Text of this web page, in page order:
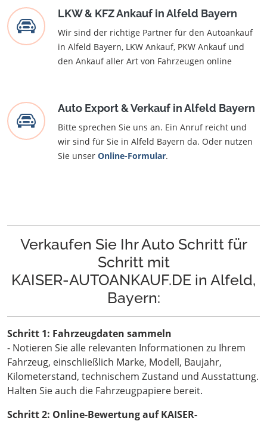
LKW & KFZ Ankauf in Alfeld Bayern
Wir sind der richtige Partner für den Autoankauf
in Alfeld Bayern, LKW Ankauf, PKW Ankauf und
den Ankauf aller Art von Fahrzeugen online
Auto Export & Verkauf in Alfeld Bayern
Bitte sprechen Sie uns an. Ein Anruf reicht und
wir sind für Sie in Alfeld Bayern da. Oder nutzen
Sie unser Online-Formular.
Verkaufen Sie Ihr Auto Schritt für
Schritt mit
KAISER-AUTOANKAUF.DE in Alfeld,
Bayern:
Schritt 1: Fahrzeugdaten sammeln
- Notieren Sie alle relevanten Informationen zu Ihrem
Fahrzeug, einschließlich Marke, Modell, Baujahr,
Kilometerstand, technischem Zustand und Ausstattung.
Halten Sie auch die Fahrzeugpapiere bereit.
Schritt 2: Online-Bewertung auf KAISER-